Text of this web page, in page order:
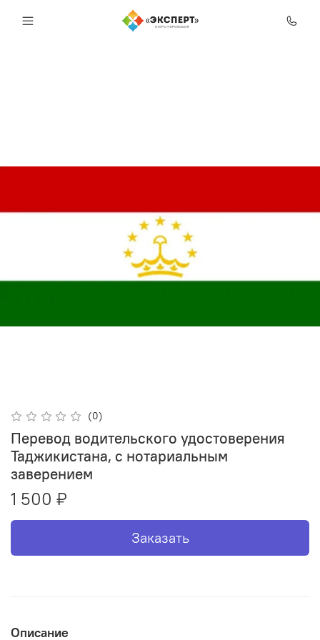
(0)
Перевод водительского удостоверения
Таджикистана, с нотариальным
заверением
1 500 ₽
Заказать
Описание